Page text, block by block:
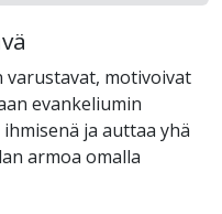
varustavat, motivoivat
evankeliumin
ja auttaa yhä
armoa omalla